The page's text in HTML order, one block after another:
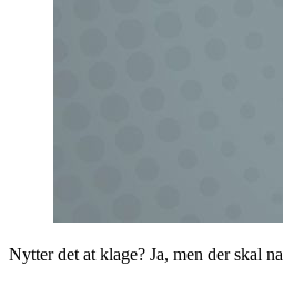
Nytter det at klage? Ja, men der skal